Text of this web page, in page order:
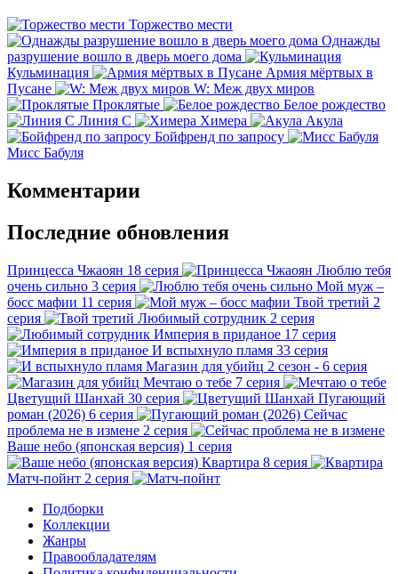
Торжество мести
Однажды
разрушение вошло в дверь моего дома
Кульминация
Армия мёртвых в
Пусане
W: Меж двух миров
Проклятые
Белое рождество
Линия С
Химера
Акула
Бойфренд по запросу
Мисс Бабуля
Комментарии
Последние обновления
Принцесса Чжаоян 18 серия
Люблю тебя
очень сильно 3 серия
Мой муж –
босс мафии 11 серия Твой третий 2
серия
Любимый сотрудник 2 серия
Империя в приданое 17 серия
И вспыхнуло пламя 33 серия
Магазин для убийц 2 сезон - 6 серия
Мечтаю о тебе 7 серия
Цветущий Шанхай 30 серия
Пугающий
роман (2026) 6 серия
Сейчас
проблема не в измене 2 серия
Ваше небо (японская версия) 1 серия
Квартира 8 серия
Матч-пойнт 2 серия
Подборки
Коллекции
Жанры
Правообладателям